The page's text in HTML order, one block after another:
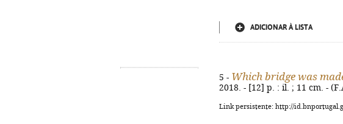
ADICIONAR À LISTA
5 - Which bridge was
2018. - [12] p. : il. ; 11 cm. -
Link persistente: http://